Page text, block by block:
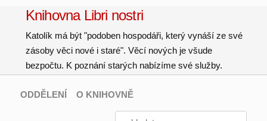
Knihovna Libri nostri
Katolík má být "podoben hospodáři, který vynáší ze své
zásoby věci nové i staré". Věcí nových je všude
bezpočtu. K poznání starých nabízíme své služby.
ODDĚLENÍ O KNIHOVNĚ